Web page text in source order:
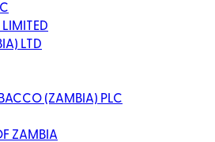
LTD
(ZAMBIA) PLC
ZAMBIA